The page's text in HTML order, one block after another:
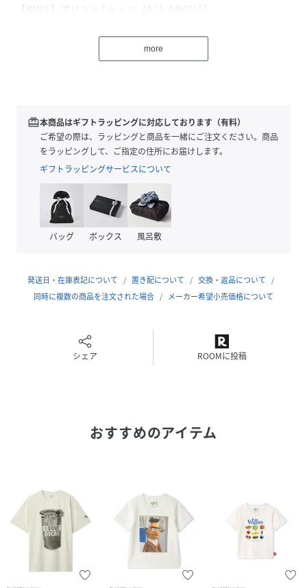
【KIDS】プリントTシャツ（ALL ABOUT）
※照明の関係により、実際よりも色味が違って見える場合が
さい。
商品の色味は、商品単品画像をご参照下さい。
※商品画像はサンプルのため、色味やサイズ等の仕様に変更
がある場合がございますので、予めご了承ください。
性別タイプ キッズ
中国
サイズ 100[75]、120[77]
SSMKCT263712-L1-5p RT5981)
more
redeem本商品はギフトラッピングに対応しております（有料）
ご希望の際は、ラッピングと商品を一緒にご注文ください。商品
をラッピングして、ご指定の住所にお届けします。
ギフトラッピングサービスについて
バッグ ボックス 風呂敷
発送日・在庫表記について 置き配について
交換・返品について
同時に複数の商品を注文された場合
メーカー希望小売価格について
シェア ROOMに投稿
おすすめのアイテム